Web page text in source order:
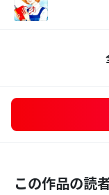
この作品の読